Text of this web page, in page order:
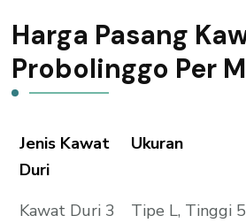
Harga Pasang
Probolinggo Per
Jenis Kawat
Duri
Ukuran
Kawat Duri 3
Tipe L, Tinggi